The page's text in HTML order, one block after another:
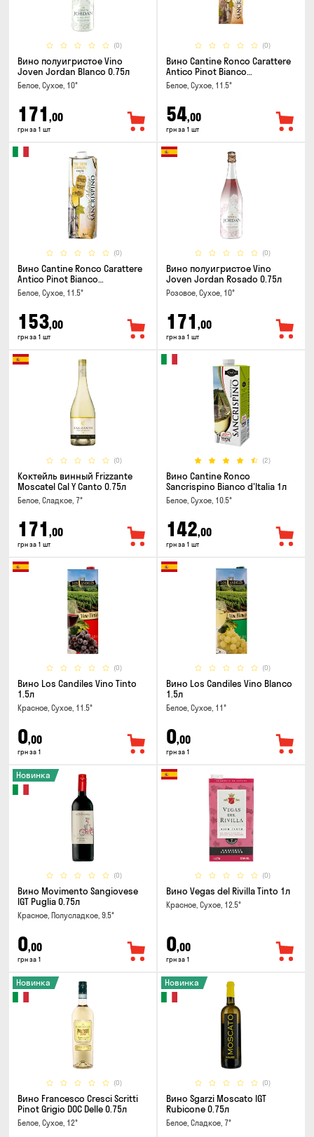
(0)
Вино полуигристое Vino
Joven Jordan Blanco 0.75л
Белое, Сухое, 10°
171 ,00
грн за 1 шт
(0)
Вино Cantine Ronco Carattere
Antico Pinot Bianco
Chardonnay Rubicone IGT 0.25л
Белое, Сухое, 11.5°
54,00
грн за 1 шт
(0)
Вино Cantine Ronco Carattere
Antico Pinot Bianco
Chardonnay Rubicone IGT 1л
Белое, Сухое, 11.5°
153,00
грн за 1 шт
(0)
Вино полуигристое Vino
Joven Jordan Rosado 0.75л
Розовое, Сухое, 10°
171 ,00
грн за 1 шт
(0)
Коктейль винный Frizzante
Moscatel Cal Y Canto 0.75л
Белое, Сладкое, 7°
171 ,00
грн за 1 шт
(2)
Вино Cantine Ronco
Sancrispino Bianco d'Italia 1л
Белое, Сухое, 10.5°
142,00
грн за 1 шт
(0)
Вино Los Candiles Vino Tinto
1.5л
Красное, Сухое, 11.5°
0,00
грн за 1
(0)
Вино Los Candiles Vino Blanco
1.5л
Белое, Сухое, 11°
0,00
грн за 1
(0)
Новинка
Вино Movimento Sangiovese
IGT Puglia 0.75л
Красное, Полусладкое, 9.5°
0,00
грн за 1
(0)
Вино Vegas del Rivilla Tinto 1л
Красное, Сухое, 12.5°
0,00
грн за 1
(0)
Новинка
Вино Francesco Cresci Scritti
Pinot Grigio DOC Delle 0.75л
Белое, Сухое, 12°
(0)
Новинка
Вино Sgarzi Moscato IGT
Rubicone 0.75л
Белое, Сладкое, 7°